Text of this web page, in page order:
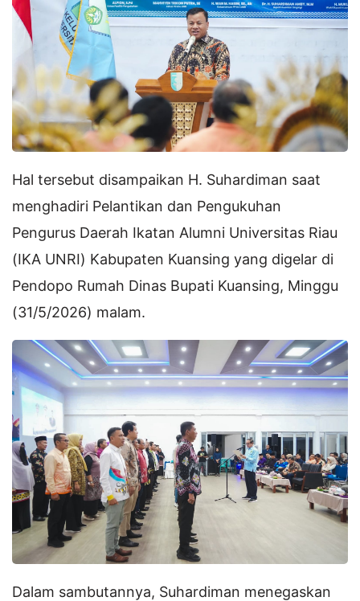
Hal tersebut disampaikan H. Suhardiman saat
menghadiri Pelantikan dan Pengukuhan
Pengurus Daerah Ikatan Alumni Universitas Riau
(IKA UNRI) Kabupaten Kuansing yang digelar di
Pendopo Rumah Dinas Bupati Kuansing, Minggu
(31/5/2026) malam.
Dalam sambutannya, Suhardiman menegaskan